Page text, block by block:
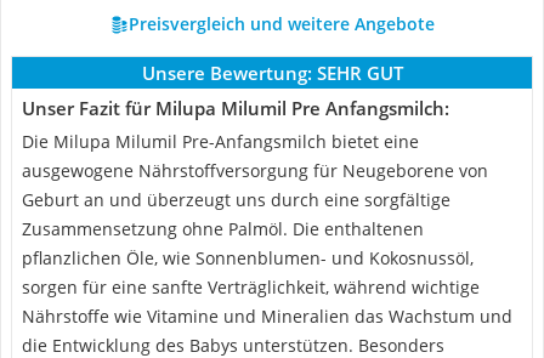
Preisvergleich und weitere Angebote
Unsere Bewertung: SEHR GUT
Unser Fazit für Milupa Milumil Pre Anfangsmilch:
Die Milupa Milumil Pre-Anfangsmilch bietet eine
ausgewogene Nährstoffversorgung für Neugeborene von
Geburt an und überzeugt uns durch eine sorgfältige
Zusammensetzung ohne Palmöl. Die enthaltenen
pflanzlichen Öle, wie Sonnenblumen- und Kokosnussöl,
sorgen für eine sanfte Verträglichkeit, während wichtige
Nährstoffe wie Vitamine und Mineralien das Wachstum und
die Entwicklung des Babys unterstützen. Besonders